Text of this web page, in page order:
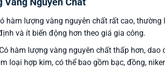
hàm lượng vàng nguyên chất rất cao,
và ít biến động hơn theo giá gia công.
Có hàm lượng vàng nguyên chất thấp hơn,
loại hợp kim, có thể bao gồm bạc, đồng,